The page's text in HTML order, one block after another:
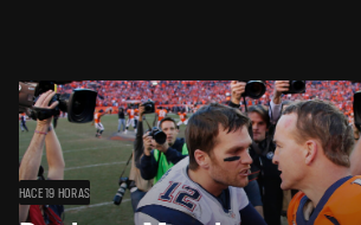
HACE 19 HORAS